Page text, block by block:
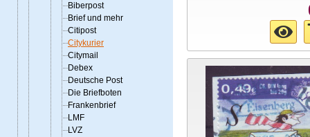
Biberpost
Brief und mehr
Citipost
Citykurier
Citymail
Debex
Deutsche Post
Die Briefboten
Frankenbrief
LMF
LVZ